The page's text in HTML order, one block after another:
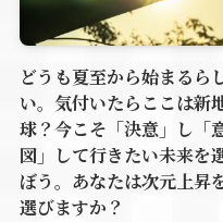
どうも夏至から始まるら
い。気付いたらここは新
球？今こそ「決意」し「
図」して行きたい未来を
ぼう。あなたは次元上昇
選びますか？